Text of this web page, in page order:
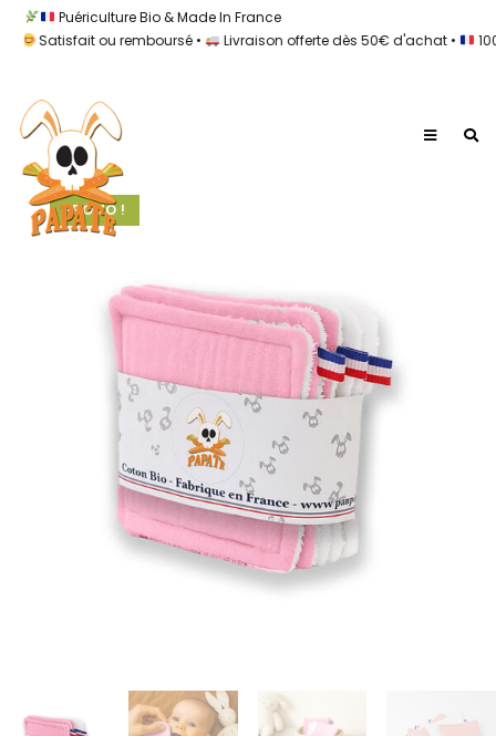
Puériculture Bio & Made In France
ou remboursé •
Livraison offerte dès 50€ d'achat • 100%
PROMO !